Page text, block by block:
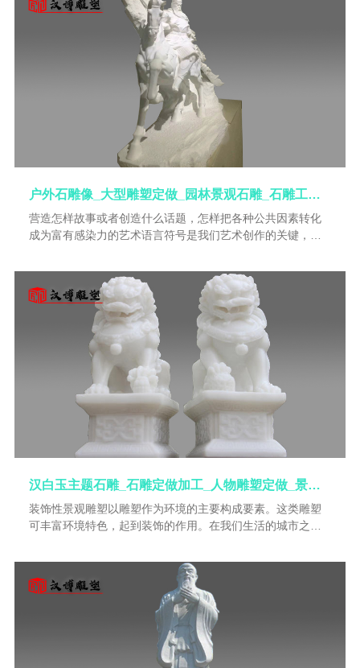
节日带来无穷的乐趣。当然，景观学的发展也促使了雕塑必
须与环境相融合，这种“文化景观”的发展使景观雕塑应运而
生。在环境中起到点缀和领导主旨的作用，针对不同的空间
塑造，要选择建造不同尺度大小、不同比例与不同造型的雕
户外石雕像_大型雕塑定做_园林景观石雕_石雕工艺品雕像_石雕制作加工
营造怎样故事或者创造什么话题，怎样把各种公共因素转化
成为富有感染力的艺术语言符号是我们艺术创作的关键，其
的。由于景观雕塑卓越的表现力及强烈的视觉冲击，很容易
成为区域环境的标志和象征的载体，作为区域的标志性建筑
存在。
汉白玉主题石雕_石雕定做加工_人物雕塑定做_景观雕塑制作_石雕人物
装饰性景观雕塑以雕塑作为环境的主要构成要素。这类雕塑
可丰富环境特色，起到装饰的作用。在我们生活的城市之
于商场、公园、小区之中，雕塑与景观雕塑的区别在于形体
大小在差异。一些具有丰富的城市精神文明，可以反映整个
城市的文脉，一些雕塑甚至具有特殊的纪念意义，能够成为